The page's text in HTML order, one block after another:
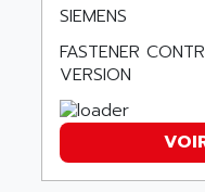
wyse
DGN
BULLETIN 160
SIMATIC S5 101U
VEA
AOR
APACER
APATOR
APC
APELCO-
SIEMENS
FASTENER
VERSION